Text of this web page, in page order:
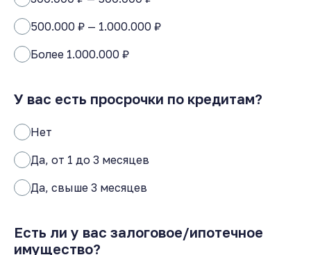
500.000 ₽ — 1.000.000 ₽
Более 1.000.000 ₽
У вас есть просрочки по кредитам?
Нет
Да, от 1 до 3 месяцев
Да, свыше 3 месяцев
Есть ли у вас залоговое/ипотечное
имущество?